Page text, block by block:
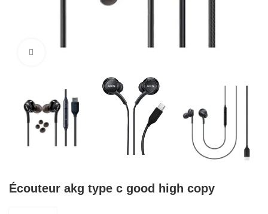
Écouteur akg type c good high copy